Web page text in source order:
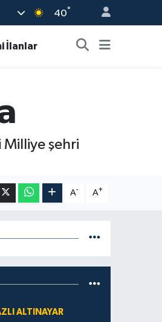
40°
İlanlar
şehri
A- A+
ALTINAYAR